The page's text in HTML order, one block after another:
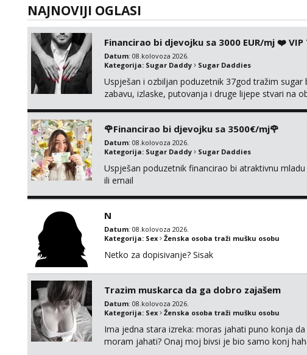
NAJNOVIJI OGLASI
Financirao bi djevojku sa 3000 EUR/mj ❤️
Datum: 08.kolovoza 2026.
Kategorija: Sugar Daddy Sugar Daddies
Uspješan i ozbiljan poduzetnik 37god tražim
zabavu, izlaske, putovanja i druge lijepe stvari na
🌹Financirao bi djevojku sa 3500€/mj🌹
Datum: 08.kolovoza 2026.
Kategorija: Sugar Daddy Sugar Daddies
Uspješan poduzetnik financirao bi atraktivnu
ili email
N
Datum: 08.kolovoza 2026.
Kategorija: Sex Ženska osoba traži mušku osobu
Netko za dopisivanje? Sisak
Trazim muskarca da ga dobro zajašem
Datum: 08.kolovoza 2026.
Kategorija: Sex Ženska osoba traži mušku osobu
Ima jedna stara izreka: moras jahati puno konja
moram jahati? Onaj moj bivsi je bio samo konj